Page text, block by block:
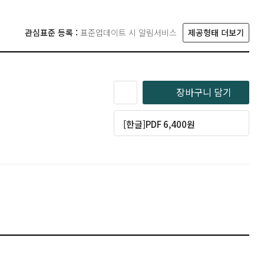
관심표준 등록 : 표준업데이트 시 알림서비스 제공형태 더보기
장바구니 담기
[한글]PDF 6,400원